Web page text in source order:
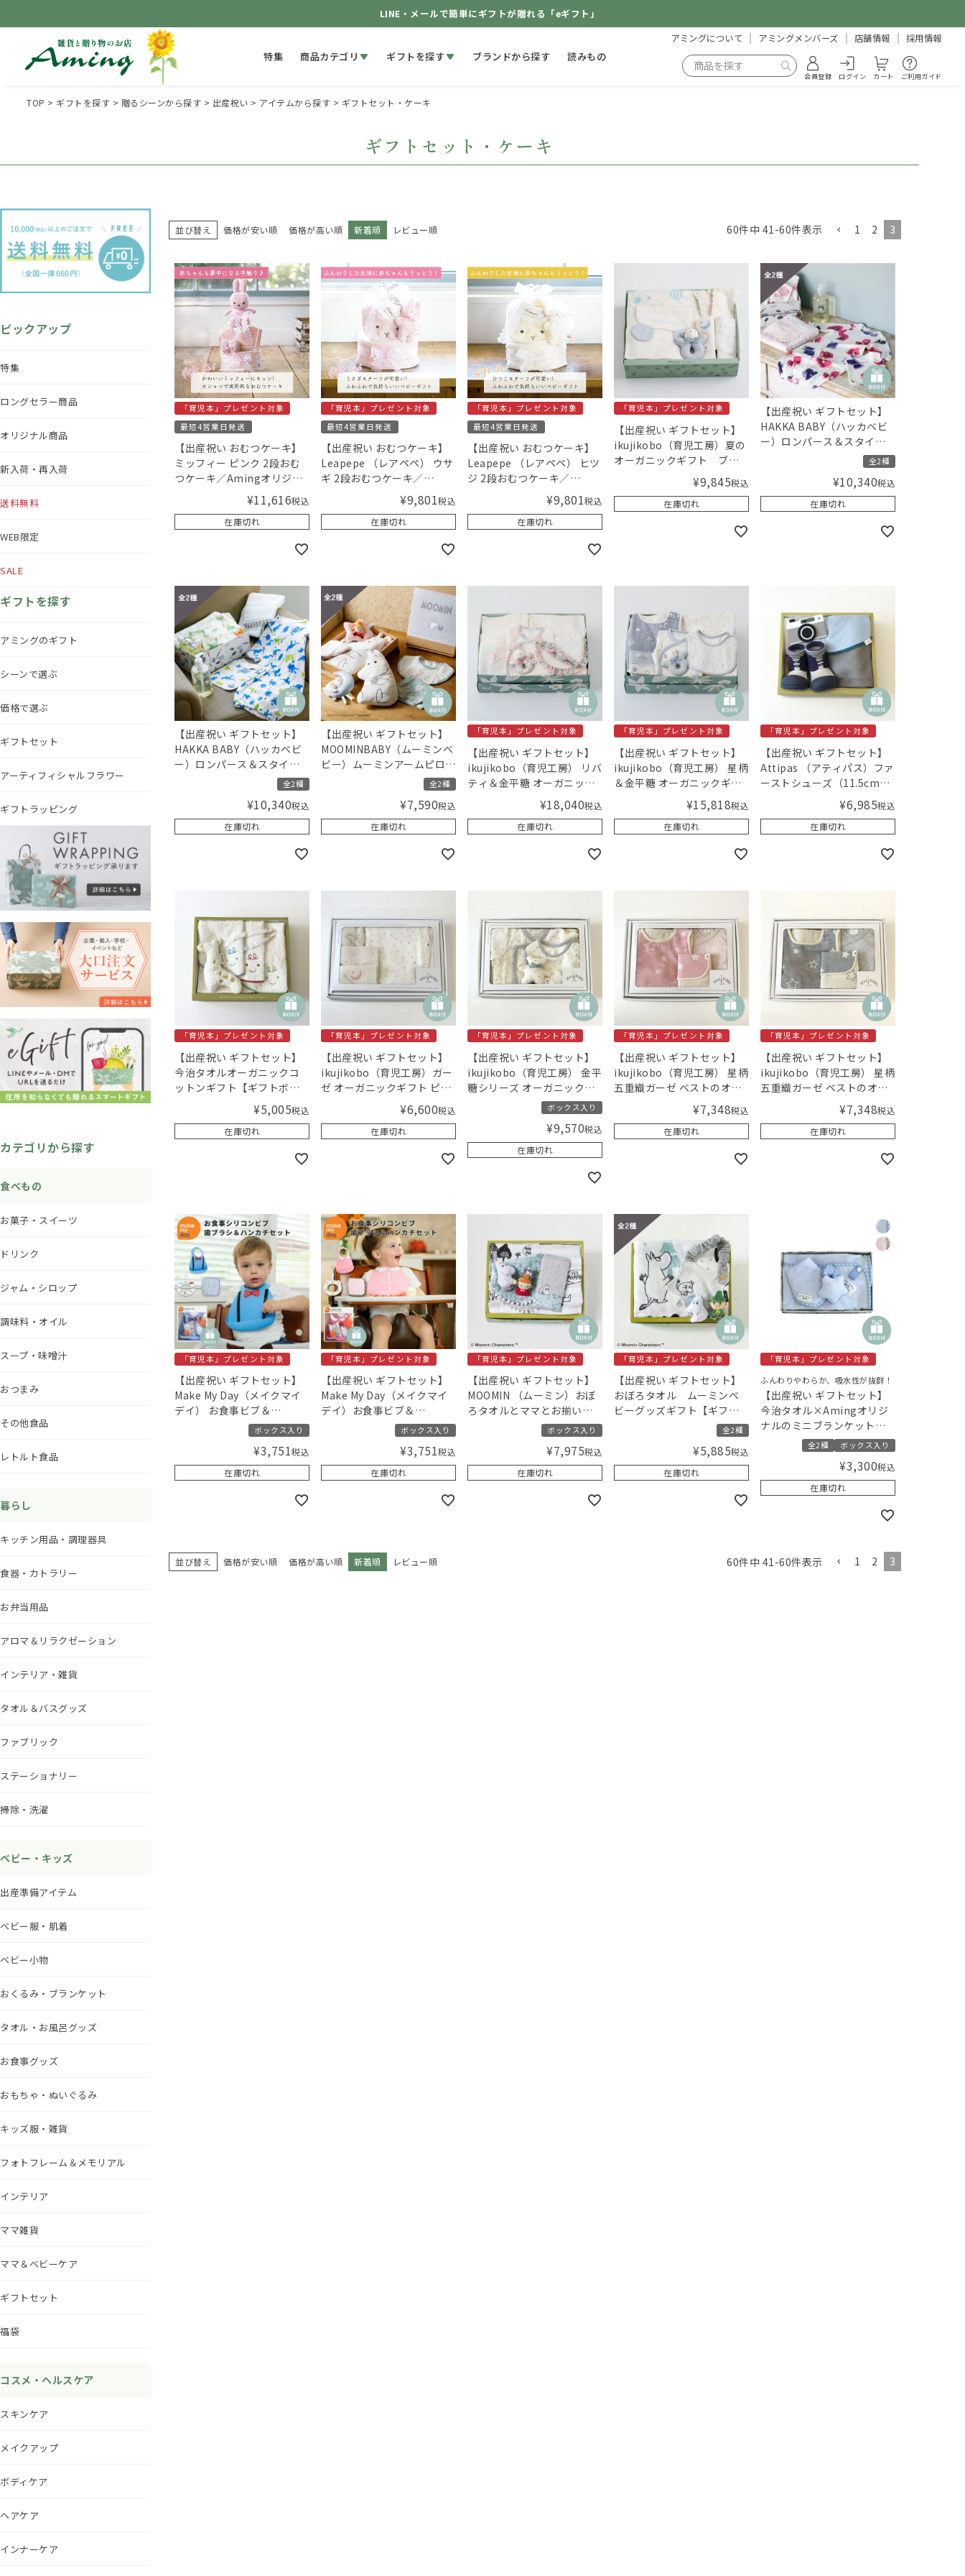
LINE・メールで簡単にギフトが贈れる「eギフト」
特集 商品カテゴリ ギフトを探す ブランドから探す 読みもの
アミングについて アミングメンバーズ 店舗情報 採用情報
会員登録 ログイン カート ご利用ガイド
TOP ギフトを探す 贈るシーンから探す 出産祝い アイテムから探す ギフトセット・ケーキ
ギフトセット・ケーキ
ピックアップ
特集
ロングセラー商品
オリジナル商品
新入荷・再入荷
送料無料
WEB限定
SALE
ギフトを探す
アミングのギフト
シーンで選ぶ
価格で選ぶ
ギフトセット
アーティフィシャルフラワー
ギフトラッピング
カテゴリから探す
食べもの
お菓子・スイーツ
ドリンク
ジャム・シロップ
調味料・オイル
スープ・味噌汁
おつまみ
その他食品
レトルト食品
暮らし
キッチン用品・調理器具
食器・カトラリー
お弁当用品
アロマ＆リラクゼーション
インテリア・雑貨
タオル＆バスグッズ
ファブリック
ステーショナリー
掃除・洗濯
ベビー・キッズ
出産準備アイテム
ベビー服・肌着
ベビー小物
おくるみ・ブランケット
タオル・お風呂グッズ
お食事グッズ
おもちゃ・ぬいぐるみ
キッズ服・雑貨
フォトフレーム＆メモリアル
インテリア
ママ雑貨
ママ＆ベビーケア
ギフトセット
福袋
コスメ・ヘルスケア
スキンケア
メイクアップ
ボディケア
ヘアケア
インナーケア
並び替え 価格が安い順 価格が高い順 新着順 レビュー順 60件中 41-60件表示 1 2 3
「育児本」プレゼント対象
最短4営業日発送
【出産祝い おむつケーキ】
ミッフィー ピンク 2段おむ
つケーキ／Amingオリジナ
¥11,616税込
在庫切れ
「育児本」プレゼント対象
最短4営業日発送
【出産祝い おむつケーキ】
Leapepe （レアペペ） ウサ
ギ 2段おむつケーキ／
Amingオリジナルセット
¥9,801税込
在庫切れ
「育児本」プレゼント対象
最短4営業日発送
【出産祝い おむつケーキ】
Leapepe （レアペペ） ヒツ
ジ 2段おむつケーキ／
Amingオリジナルセット
¥9,801税込
在庫切れ
「育児本」プレゼント対象
【出産祝い ギフトセット】
ikujikobo（育児工房）夏の
オーガニックギフト ブル
ー【ギフトボックス入り】
／Amingオリジナルセット
¥9,845税込
在庫切れ
【出産祝い ギフトセット】
HAKKA BABY（ハッカベビ
ー）ロンパース＆スタイと
MammaBaby（ママベビ
ー） ベビーシャンプーセッ
ト（女の子）【ギフトボッ
クス入り】／Amingオリジ
全2種
¥10,340税込
在庫切れ
【出産祝い ギフトセット】
HAKKA BABY（ハッカベビ
ー）ロンパース＆スタイと
MammaBaby（ママベビ
ー） ベビーシャンプーセッ
ト（男の子）【ギフトボッ
クス入り】／Amingオリジ
全2種
¥10,340税込
在庫切れ
【出産祝い ギフトセット】
MOOMINBABY（ムーミンベ
ビー）ムーミンアームピロ
ー&ラトルセット【ギフトボ
ックス入り】／Amingオリ
全2種
¥7,590税込
在庫切れ
「育児本」プレゼント対象
【出産祝い ギフトセット】
ikujikobo（育児工房） リバ
ティ＆金平糖 オーガニック
ギフト ピンク【ギフトボッ
クス入り】／Amingオリジ
ナルセット
¥18,040税込
在庫切れ
「育児本」プレゼント対象
【出産祝い ギフトセット】
ikujikobo（育児工房） 星柄
＆金平糖 オーガニックギフ
ト ブルー 【ギフトボックス
入り】／Amingオリジナル
¥15,818税込
在庫切れ
「育児本」プレゼント対象
【出産祝い ギフトセット】
Attipas （アティパス）ファ
ーストシューズ（11.5cm）
とスタイギフト ブルー【ギ
フトボックス入り】／
Amingオリジナルセット
¥6,985税込
在庫切れ
「育児本」プレゼント対象
【出産祝い ギフトセット】
今治タオルオーガニックコ
ットンギフト【ギフトボッ
クス入り】／Amingオリジ
¥5,005税込
在庫切れ
「育児本」プレゼント対象
【出産祝い ギフトセット】
ikujikobo（育児工房）ガー
ゼ オーガニックギフト ピン
ク【ギフトボックス入り】
／Amingオリジナルセット
¥6,600税込
在庫切れ
「育児本」プレゼント対象
【出産祝い ギフトセット】
ikujikobo（育児工房） 金平
糖シリーズ オーガニックギ
フト ブルー （50-70cm）
【ギフトボックス入り】／
Amingオリジナルセット
ボックス入り
¥9,570税込
在庫切れ
「育児本」プレゼント対象
【出産祝い ギフトセット】
ikujikobo（育児工房） 星柄
五重織ガーゼ ベストのオー
ガニックギフト ピンク
（50-70cm）【ギフトボッ
クス入り】／Amingオリジ
¥7,348税込
在庫切れ
「育児本」プレゼント対象
【出産祝い ギフトセット】
ikujikobo（育児工房） 星柄
五重織ガーゼ ベストのオー
ガニックギフト グレー
（50-70cm）【ギフトボッ
クス入り】／Amingオリジ
¥7,348税込
在庫切れ
「育児本」プレゼント対象
【出産祝い ギフトセット】
Make My Day（メイクマイ
デイ） お食事ビブ＆
HAMICO（ハミコ）ベビー歯
ブラシセット スカラブルー
／Amingオリジナルセット
ボックス入り
¥3,751税込
在庫切れ
「育児本」プレゼント対象
【出産祝い ギフトセット】
Make My Day（メイクマイ
デイ）お食事ビブ＆
HAMICO（ハミコ）ベビー歯
ブラシセット ガーリーピン
ク／Amingオリジナルセッ
ボックス入り
¥3,751税込
在庫切れ
「育児本」プレゼント対象
【出産祝い ギフトセット】
MOOMIN （ムーミン）おぼ
ろタオルとママとお揃いス
タイ＆ベルトカバーセット
（ブルーム柄/ミント）【ギ
フトボックス入り】／
Amingオリジナルセット
ボックス入り
¥7,975税込
在庫切れ
「育児本」プレゼント対象
【出産祝い ギフトセット】
おぼろタオル ムーミンベ
ビーグッズギフト【ギフト
ボックス入り】／Amingオ
全2種
¥5,885税込
在庫切れ
「育児本」プレゼント対象
ふんわりやわらか、吸水性が抜群！
【出産祝い ギフトセット】
今治タオル×Amingオリジ
ナルのミニブランケットギ
フトセット【ギフトボック
ス入り】／Amingオリジナ
全2種 ボックス入り
¥3,300税込
在庫切れ
並び替え 価格が安い順 価格が高い順 新着順 レビュー順 60件中 41 -60件表示 1 2 3